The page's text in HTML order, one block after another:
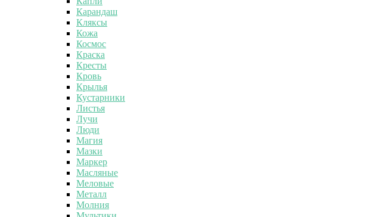
Карандаш
Кляксы
Кожа
Космос
Краска
Кресты
Кровь
Крылья
Кустарники
Листья
Лучи
Люди
Магия
Мазки
Маркер
Масляные
Меловые
Металл
Молния